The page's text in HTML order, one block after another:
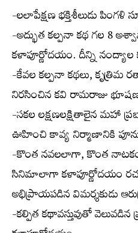
-లలాపేక్షణ భక్తిశీలుడు పింగళి
-అద్భుత కల్పనా కథ గల 8
కళాపూర్ణోదయం. దీన్ని నంద్యాల
-కేవల కల్పనా కథలు, కృత్రిమ
నిరసించిన కవి రామరాజు
-సకల లక్షణలక్షితాలైన మహా
ఊహించి కావ్య నిర్మాణానికి
-కొంత నవలలాగా, కొంత
సినిమాలాగా కళాపూర్ణోదయం
అభిప్రాయపడిన విమర్శకుడు
-కల్పిత కథావస్తువుతో